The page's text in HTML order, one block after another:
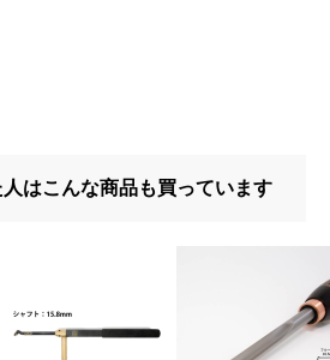
はこんな商品も買っています